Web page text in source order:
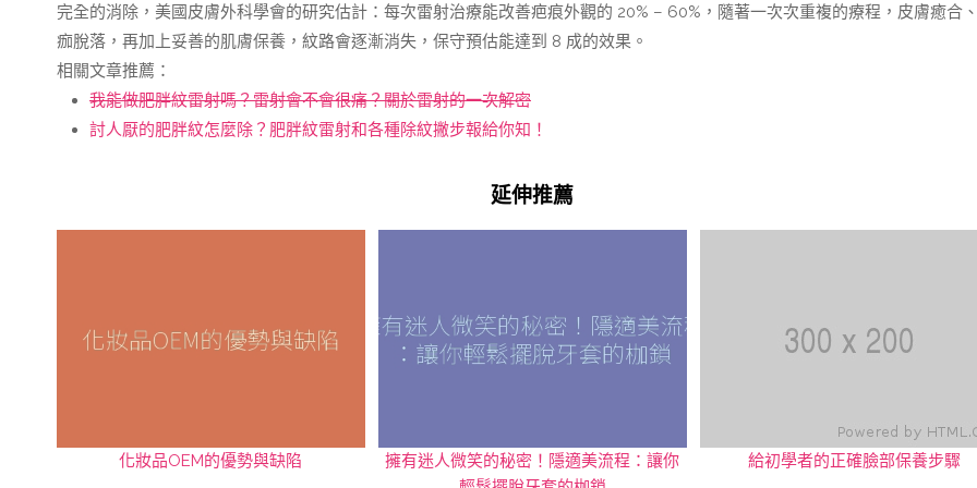
完全的消除，美國皮膚外科學會的研究估計：每次雷射治療能改善疤痕外觀的 20% – 60%，隨著一次次重複的療程，皮膚癒合
痂脫落，再加上妥善的肌膚保養，紋路會逐漸消失，保守預估能達到 8 成的效果。
相關文章推薦：
我能做肥胖紋雷射嗎？雷射會不會很痛？關於雷射的一次解密
討人厭的肥胖紋怎麼除？肥胖紋雷射和各種除紋撇步報給你知！
延伸推薦
化妝品OEM的優勢與缺陷
擁有迷人微笑的秘密！隱適美流程：讓你
給初學者的正確臉部保養步驟